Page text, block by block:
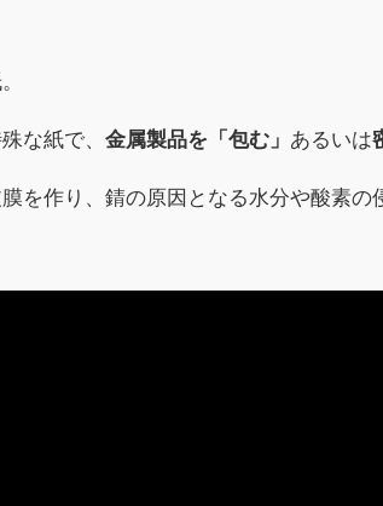
な紙で、 金属製品を「包む」 あるいは
を作り、錆の原因となる水分や酸素の